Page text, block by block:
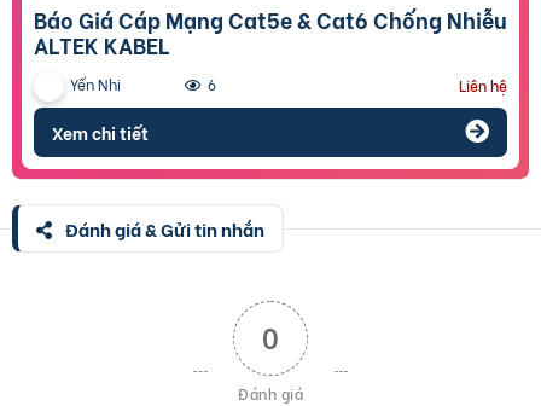
Báo Giá Cáp Mạng Cat5e & Cat6 Chống Nhiễu
ALTEK KABEL
Yến Nhi 6 Liên hệ
Xem chi tiết
Đánh giá & Gửi tin nhắn
0
Đánh giá